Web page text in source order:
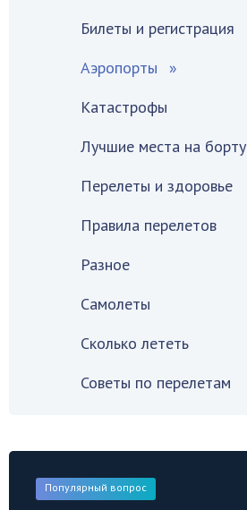
Билеты и регистрация
Аэропорты
Катастрофы
Лучшие места на борту
Перелеты и здоровье
Правила перелетов
Разное
Самолеты
Сколько лететь
Советы по перелетам
Популярный вопрос